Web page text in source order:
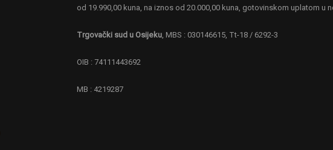
od 19.990,00 kuna, na iznos od 20.000,00 kuna, gotovinskom uplatom u
Trgovački sud u Osijeku, MBS : 030146615, Tt-18 / 6292-3
OIB : 74111443692
MB : 4219287